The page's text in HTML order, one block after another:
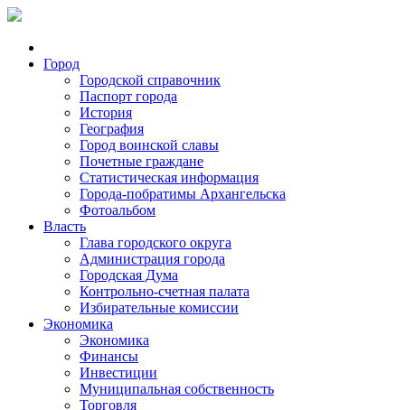
Город
Городской справочник
Паспорт города
История
География
Город воинской славы
Почетные граждане
Статистическая информация
Города-побратимы Архангельска
Фотоальбом
Власть
Глава городского округа
Администрация города
Городская Дума
Контрольно-счетная палата
Избирательные комиссии
Экономика
Экономика
Финансы
Инвестиции
Муниципальная собственность
Торговля